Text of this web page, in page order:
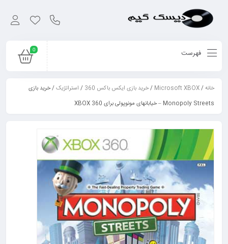
0 فهرست
خانه/
Microsoft XBOX
/خرید بازی ایکس باکس 360 / استراتژیک/ خرید بازی
Monopoly Streets – خیابانهای مونوپولی برای XBOX 360